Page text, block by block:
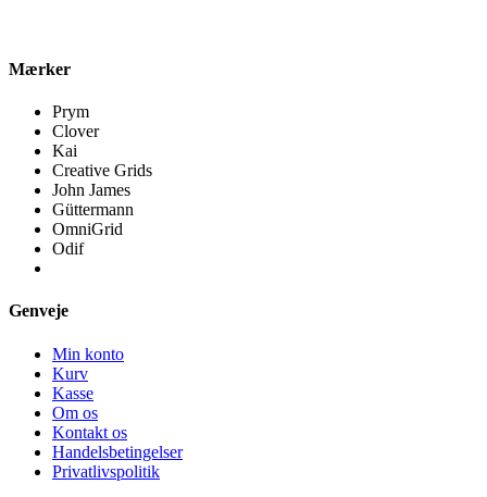
Mærker
Prym
Clover
Kai
Creative Grids
John James
Güttermann
OmniGrid
Odif
Genveje
Min konto
Kurv
Kasse
Om os
Kontakt os
Handelsbetingelser
Privatlivspolitik